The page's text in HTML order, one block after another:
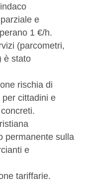
e
1 €/h.
(parcometri,
è stato
rischia di
cittadini e
permanente sulla
e
tariffarie.